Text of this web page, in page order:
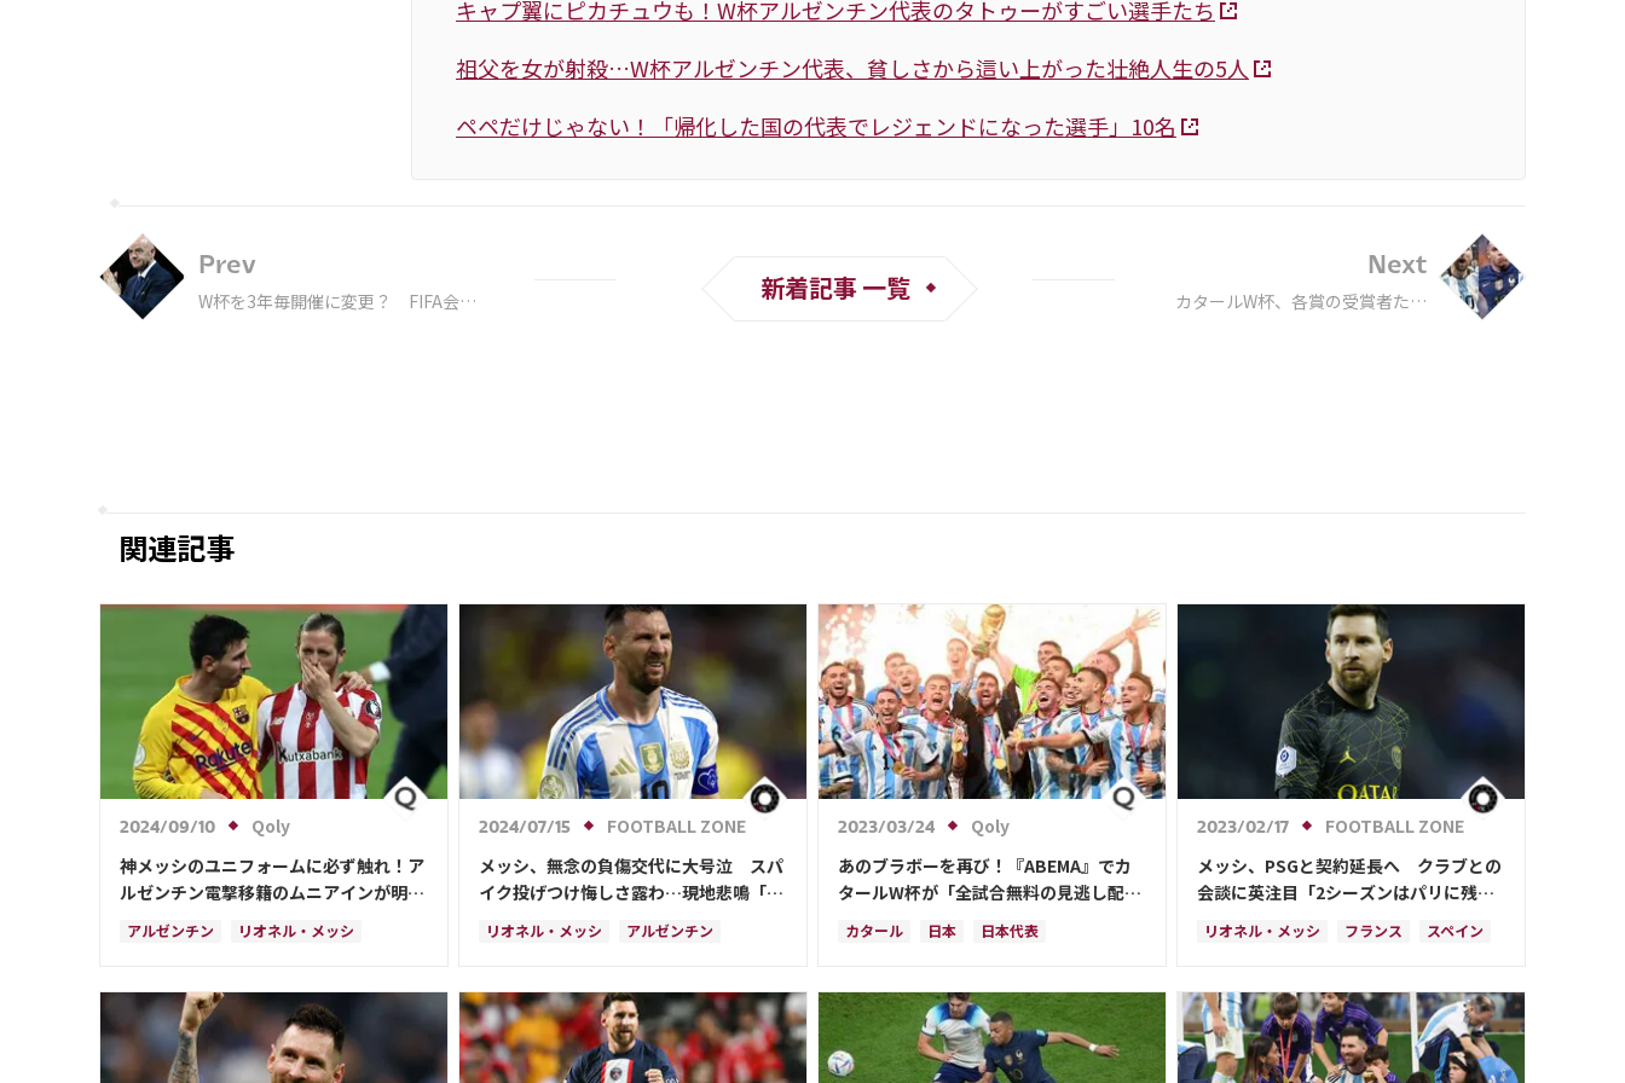
キャプ翼にピカチュウも！W杯アルゼンチン代表のタトゥーがすごい選手たち
祖父を女が射殺…W杯アルゼンチン代表、貧しさから這い上がった壮絶人生の5人
ペペだけじゃない！「帰化した国の代表でレジェンドになった選手」10名
Prev
W杯を3年毎開催に変更？ FIFA会長
新着記事 一覧
Next
カタールW杯、各賞の受賞者たち
関連記事
2024/09/10
Qoly
神メッシのユニフォームに必ず触れ！ア
ルゼンチン電撃移籍のムニアインが明か
す秘話 「王者のオーラを…」
アルゼンチン リオネル・メッシ
2024/07/15
FOOTBALL ZONE
メッシ、無念の負傷交代に大号泣 スパ
イク投げつけ悔しさ露わ…現地悲鳴「最
後のダンスが怪我」
リオネル・メッシ アルゼンチン
2023/03/24
Qoly
あのブラボーを再び！『ABEMA』でカ
タールW杯が「全試合無料の見逃し配
信」
カタール 日本 日本代表
三笘 薫 ドイツ スペイン フランス
長友 佑都 吉田 麻也 浅野 拓磨
堂安 律
2023/02/17
FOOTBALL ZONE
メッシ、PSGと契約延長へ クラブとの
会談に英注目「2シーズンはパリに残る
見込み」
リオネル・メッシ フランス スペイン